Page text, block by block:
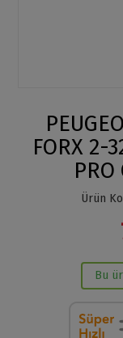
FORX 2-
PRO
Ürün
Bu